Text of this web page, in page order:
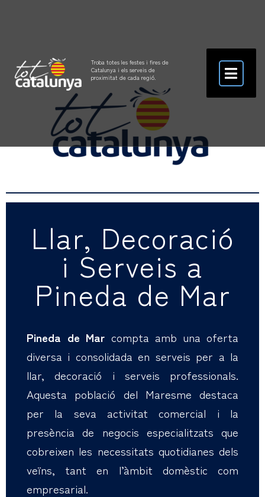
Troba totes les festes i fires de
Catalunya i els serveis de
proximitat de cada regió.
Llar, Decoració
i Serveis a
Pineda de Mar
Pineda de Mar compta amb una oferta
diversa i consolidada en serveis per a la
llar, decoració i serveis professionals.
Aquesta població del Maresme destaca
per la seva activitat comercial i la
presència de negocis especialitzats que
cobreixen les necessitats quotidianes dels
veïns, tant en l’àmbit domèstic com
empresarial.